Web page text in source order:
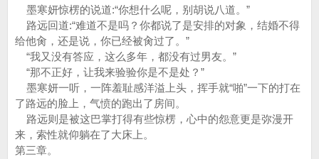
墨寒妍惊楞的说道:“你想什么呢，别胡说八道。”
路远回道:“难道不是吗？你都说了是安排的对象，结婚不得
给他肏，还是说，你已经被肏过了。”
“我又没有答应，这么多年，都没有过男友。”
“那不正好，让我来验验你是不是处？”
墨寒妍一听，一阵羞耻感洋溢上头，挥手就“啪”一下的打在
了路远的脸上，气愤的跑出了房间。
路远则是被这巴掌打得有些惊楞，心中的怨意更是弥漫开
来，索性就仰躺在了大床上。
第三章。